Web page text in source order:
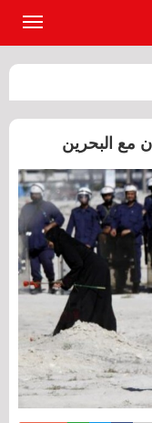
مع البحرين